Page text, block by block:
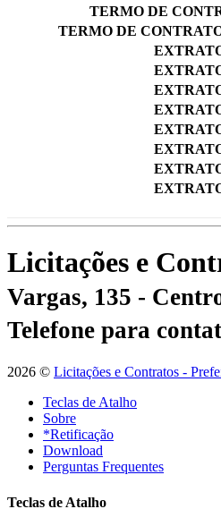
TERMO DE
TERMO DE
Licitações e
Vargas, 135 -
Telefone para
2026 © Licitações e Contratos -
Teclas de Atalho
Sobre
*Retificação
Download
Perguntas Frequentes
Teclas de Atalho